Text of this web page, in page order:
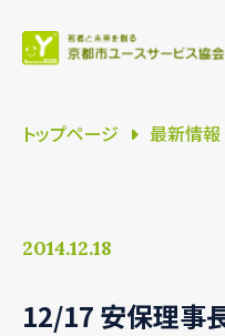
トップページ 最新情報
2014.12.18
12/17 安保理事